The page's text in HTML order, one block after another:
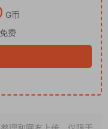
G币
费